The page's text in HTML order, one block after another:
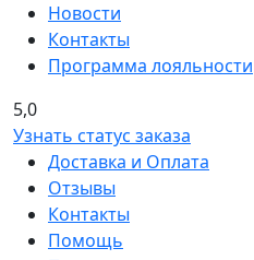
Новости
Контакты
Программа лояльности
5,0
Узнать статус заказа
Доставка и Оплата
Отзывы
Контакты
Помощь